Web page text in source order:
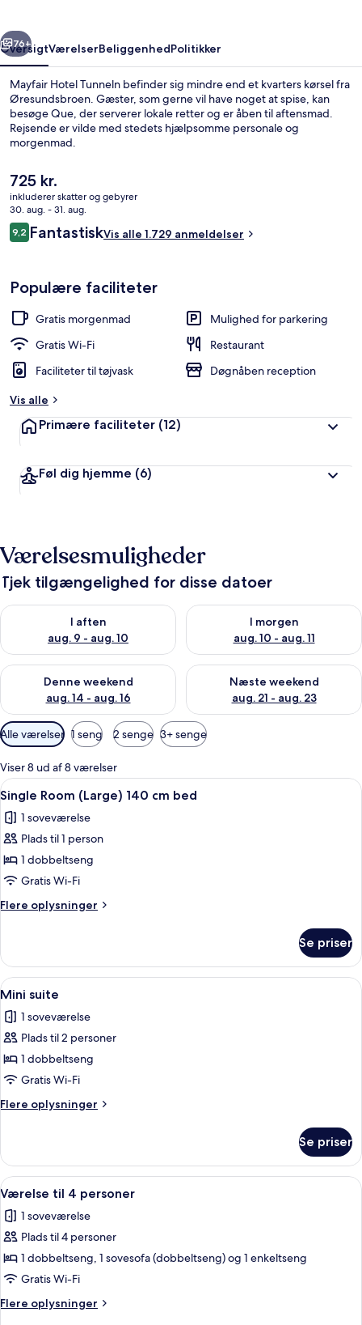
Næste
76+
OversigtVærelserBeliggenhedPolitikker
Mayfair Hotel Tunneln befinder sig mindre end et kvarters kørsel fra
Øresundsbroen. Gæster, som gerne vil have noget at spise, kan
besøge Que, der serverer lokale retter og er åben til aftensmad.
Rejsende er vilde med stedets hjælpsomme personale og
morgenmad.
Den
nuværende
pris
er
725 kr.
725 kr.
inkluderer skatter og gebyrer
30. aug. - 31. aug.
Anmeldelser
9,29,2 ud af 10.
FantastiskVis alle 1.729 anmeldelser
Populære faciliteter
Gratis morgenmad
Mulighed for parkering
Gratis Wi-Fi
Restaurant
Faciliteter til tøjvask
Døgnåben reception
Vis alle
Primære faciliteter (12)
Føl dig hjemme (6)
Værelsesmuligheder
Tjek tilgængelighed for disse datoer
I aften
aug. 9 - aug. 10
Tjek tilgængelighed for i aften aug. 9 - aug. 10
I morgen
aug. 10 - aug. 11
Tjek tilgængelighed for i
Denne weekend
aug. 14 - aug. 16
Tjek tilgængelighed for denne weekend aug. 14 - aug. 16
Næste weekend
aug. 21 - aug. 23
Tjek tilgængelighed for næste
Tilgængelige
filtre
for
værelser
Alle værelser 1 seng 2 senge 3+ senge
Viser 8 ud af 8 værelser
Indlæs
alle
billeder
af
Single
Room
(Large)
140
bed
Et hotelværelse med en seng, to
7
Single Room (Large) 140 cm bed
1 soveværelse
Plads til 1 person
1 dobbeltseng
Gratis Wi-Fi
Flere oplysninger
Flere
Room
(Large)
140
bed
Se priser
Indlæs
alle
billeder
af
Mini
suite
Et soveværelse med en stor seng, to
5
Mini suite
1 soveværelse
Plads til 2 personer
1 dobbeltseng
Gratis Wi-Fi
Flere oplysninger
Flere
suite
Se priser
Indlæs
alle
billeder
af
Værelse
til
4
personer
Et hotelværelse med seng, sofa,
5
Værelse til 4 personer
1 soveværelse
Plads til 4 personer
1 dobbeltseng, 1 sovesofa (dobbeltseng) og 1 enkeltseng
Gratis Wi-Fi
Flere oplysninger
Flere